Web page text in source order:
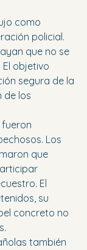
como
policial.
que no se
objetivo
segura de la
de los
Los
que
El
su
concreto no
también